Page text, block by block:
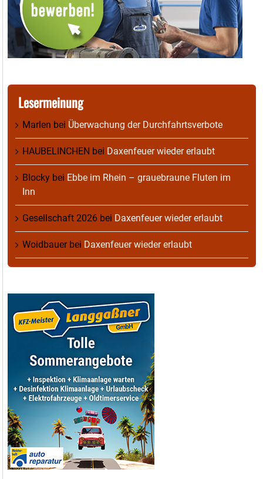
Lesermeinung
Marlen bei Überwachung der Durchfahrtsverbote
HAUBELINCHEN bei Daxenfeuer wieder erlaubt
Blocky bei Ebbe im Rhein – grauebraune Fluten im
Inn
Gesellschaft 2026 bei Daxenfeuer wieder erlaubt
Woidbauerbei Daxenfeuer wieder erlaubt